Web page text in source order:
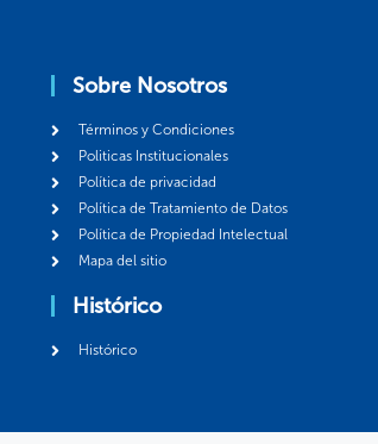
Sobre Nosotros
Términos y Condiciones
Politicas Institucionales
Política de privacidad
Política de Tratamiento de Datos
Política de Propiedad Intelectual
Mapa del sitio
Histórico
Histórico